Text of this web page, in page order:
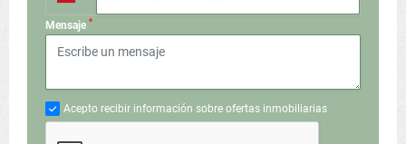
Mensaje *
Acepto recibir información sobre ofertas inmobiliarias